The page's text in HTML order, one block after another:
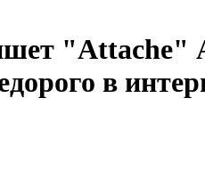
"Attache"
в